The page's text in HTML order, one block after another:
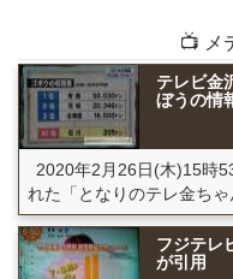
📺 メ
テレビ金
ぼうの情
2020年2月26日(木)15時
れた「となりのテレ金ちゃ
フジテレ
が引用